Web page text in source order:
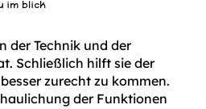
im blick
der Technik und der
Schließlich hilft sie der
zurecht zu kommen.
der Funktionen